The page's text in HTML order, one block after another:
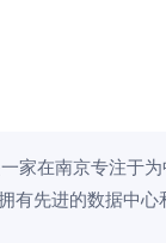
家在南京专注于为
有先进的数据中心